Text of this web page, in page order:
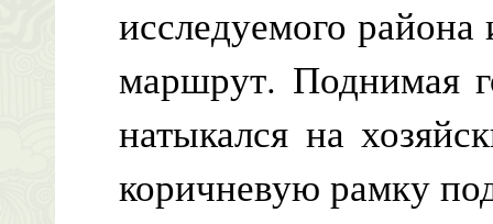
исследуемого
маршрут. Поднимая
натыкался на
коричневую рамку